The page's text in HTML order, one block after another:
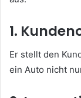
1.
Er stellt den
ein Auto nicht